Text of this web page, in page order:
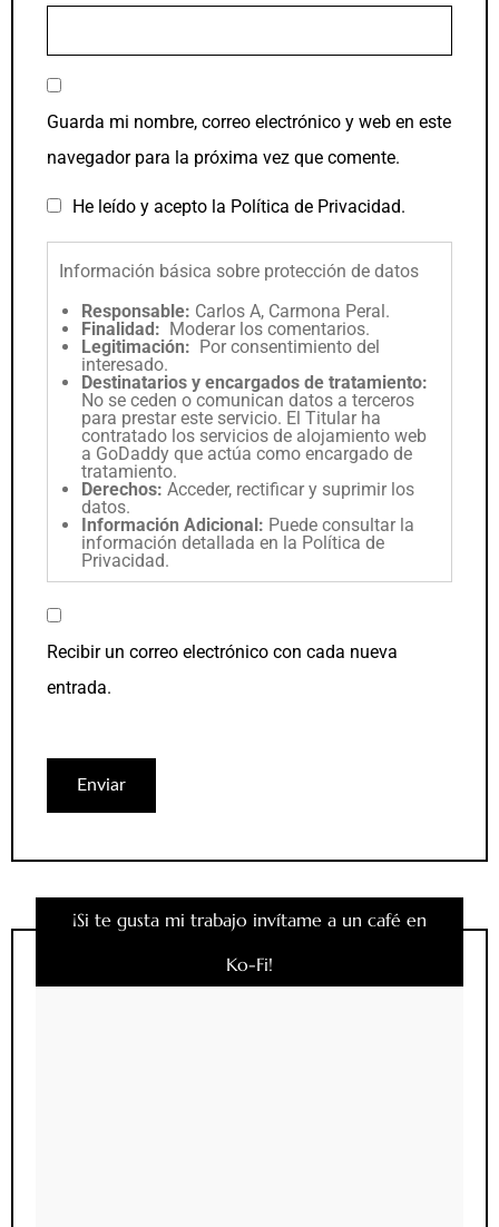
Guarda mi nombre, correo electrónico y web en este
navegador para la próxima vez que comente.
He leído y acepto la Política de Privacidad.
Información básica sobre protección de datos
Responsable: Carlos A, Carmona Peral.
Finalidad: Moderar los comentarios.
Legitimación: Por consentimiento del
interesado.
Destinatarios y encargados de tratamiento:
No se ceden o comunican datos a terceros
para prestar este servicio. El Titular ha
contratado los servicios de alojamiento web
a GoDaddy que actúa como encargado de
tratamiento.
Derechos: Acceder, rectificar y suprimir los
datos.
Información Adicional: Puede consultar la
información detallada en la Política de
Privacidad.
Recibir un correo electrónico con cada nueva
entrada.
¡Si te gusta mi trabajo invítame a un café en
Ko-Fi!